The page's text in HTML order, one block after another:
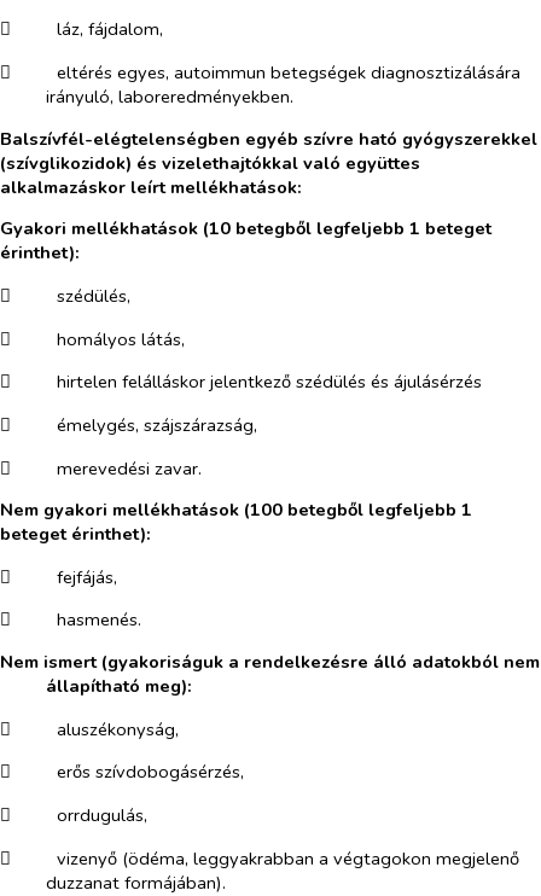
​
láz, fájdalom,
​
eltérés egyes, autoimmun betegségek diagnosztizálására
irányuló, laboreredményekben.
Balszívfél-elégtelenségben egyéb szívre ható gyógyszerekkel
(szívglikozidok) és vizelethajtókkal való együttes
alkalmazáskor leírt mellékhatások:
Gyakori mellékhatások (10 betegből legfeljebb 1 beteget
érinthet):
​
szédülés,
​
homályos látás,
​
hirtelen felálláskor jelentkező szédülés és ájulásérzés
​
émelygés, szájszárazság,
​
merevedési zavar.
Nem gyakori mellékhatások (100 betegből legfeljebb 1
beteget érinthet):
​
fejfájás,
​
hasmenés.
Nem ismert (gyakoriságuk a rendelkezésre álló adatokból nem
állapítható meg):
​
aluszékonyság,
​
erős szívdobogásérzés,
​
orrdugulás,
​
vizenyő (ödéma, leggyakrabban a végtagokon megjelenő
duzzanat formájában).